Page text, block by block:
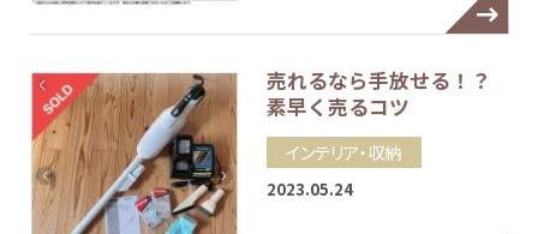
売れるなら手放せる！？
素早く売るコツ
インテリア・収納
2023.05.24